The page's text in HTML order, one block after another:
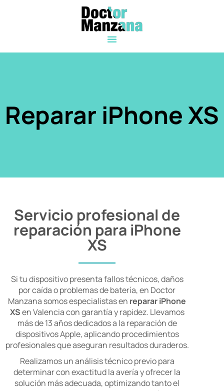
Reparar iPhone XS
Servicio profesional de
reparación para iPhone
XS
Si tu dispositivo presenta fallos técnicos, daños
por caída o problemas de batería, en Doctor
Manzana somos especialistas en reparar iPhone
XSen Valencia con garantía y rapidez. Llevamos
más de 13 años dedicados a la reparación de
dispositivos Apple, aplicando procedimientos
profesionales que aseguran resultados duraderos.
Realizamos un análisis técnico previo para
determinar con exactitud la avería y ofrecer la
solución más adecuada, optimizando tanto el